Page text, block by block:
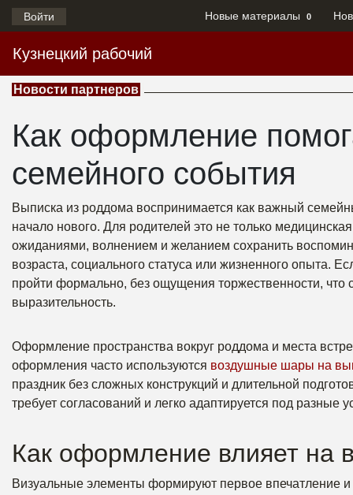
Войти Новые материалы 0
Кузнецкий рабочий
Новости партнеров
Как оформление
семейного события
Выписка из роддома воспринимается как важный
начало нового. Для родителей это не только
ожиданиями, волнением и желанием сохранить
возраста, социального статуса или жизненного опыта.
пройти формально, без ощущения торжественности, что
выразительность.
Оформление пространства вокруг роддома и места
оформления часто используются воздушные шары на
праздник без сложных конструкций и длительной
требует согласований и легко адаптируется под разные
Как оформление влияет на
Визуальные элементы формируют первое впечатление